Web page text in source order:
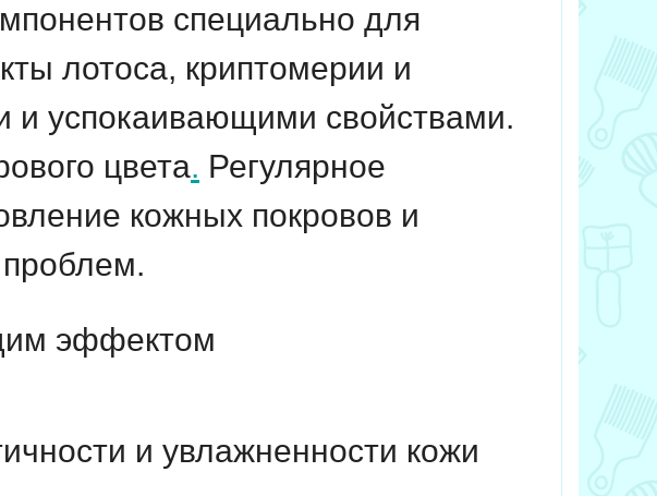
специально для
лотоса, криптомерии и
успокаивающими свойствами.
цвета. Регулярное
кожных покровов и
эффектом
и увлажненности кожи